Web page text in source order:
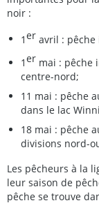
noir :
1er avril :
1er mai : pêche
centre-nord;
11 mai : pêche
dans le lac
18 mai : pêche
divisions nord-
Les pêcheurs à la
leur saison de
pêche se trouve